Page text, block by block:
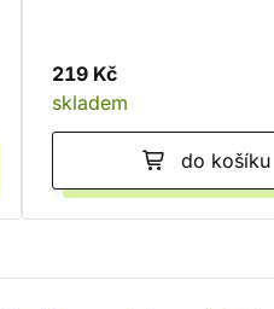
219 Kč
skladem
do košíku